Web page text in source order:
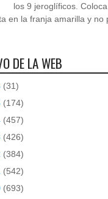
los 9 jeroglíficos.
en la franja amarilla y no
DE LA WEB
(31)
(174)
(457)
(426)
(384)
(542)
(693)